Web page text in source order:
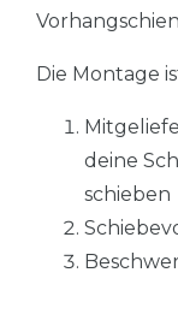
Die Montage
deine
schieben